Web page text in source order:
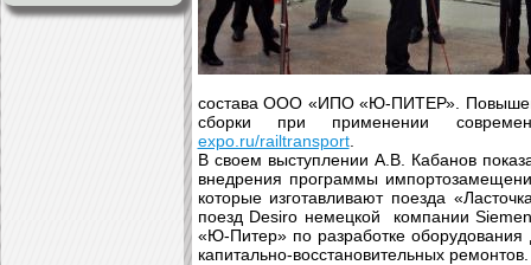
состава ООО «ИПО «Ю-ПИТЕР».
сборки при применении
expo.ru/railtransport.
В своем выступлении А.В. Кабанов
внедрения программы
которые изготавливают поезда
поезд Desiro немецкой компании
«Ю-Питер» по разработке оборудования
капитально-восстановительных ремонтов.